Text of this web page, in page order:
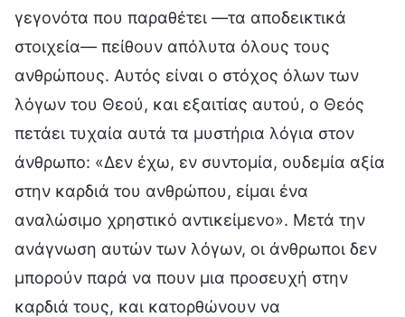
γεγονότα που παραθέτει —τα αποδεικτικά
στοιχεία— πείθουν απόλυτα όλους τους
ανθρώπους. Αυτός είναι ο στόχος όλων των
λόγων του Θεού, και εξαιτίας αυτού, ο Θεός
πετάει τυχαία αυτά τα μυστήρια λόγια στον
άνθρωπο: «Δεν έχω, εν συντομία, ουδεμία αξία
στην καρδιά του ανθρώπου, είμαι ένα
αναλώσιμο χρηστικό αντικείμενο». Μετά την
ανάγνωση αυτών των λόγων, οι άνθρωποι δεν
μπορούν παρά να πουν μια προσευχή στην
καρδιά τους, και κατορθώνουν να